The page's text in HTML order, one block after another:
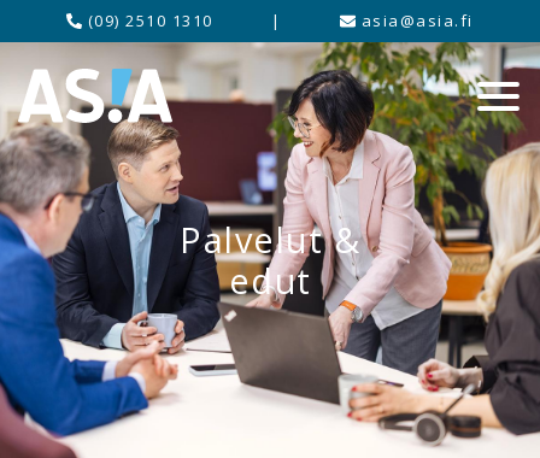
(09) 2510 1310 | asia@asia.fi
Palvelut &
edut